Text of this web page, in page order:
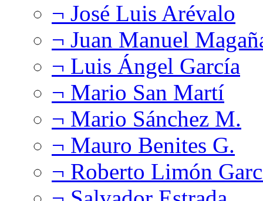
¬ José Luis Arévalo
¬ Juan Manuel
¬ Luis Ángel García
¬ Mario San Martí
¬ Mario Sánchez M.
¬ Mauro Benites G.
¬ Roberto Limón